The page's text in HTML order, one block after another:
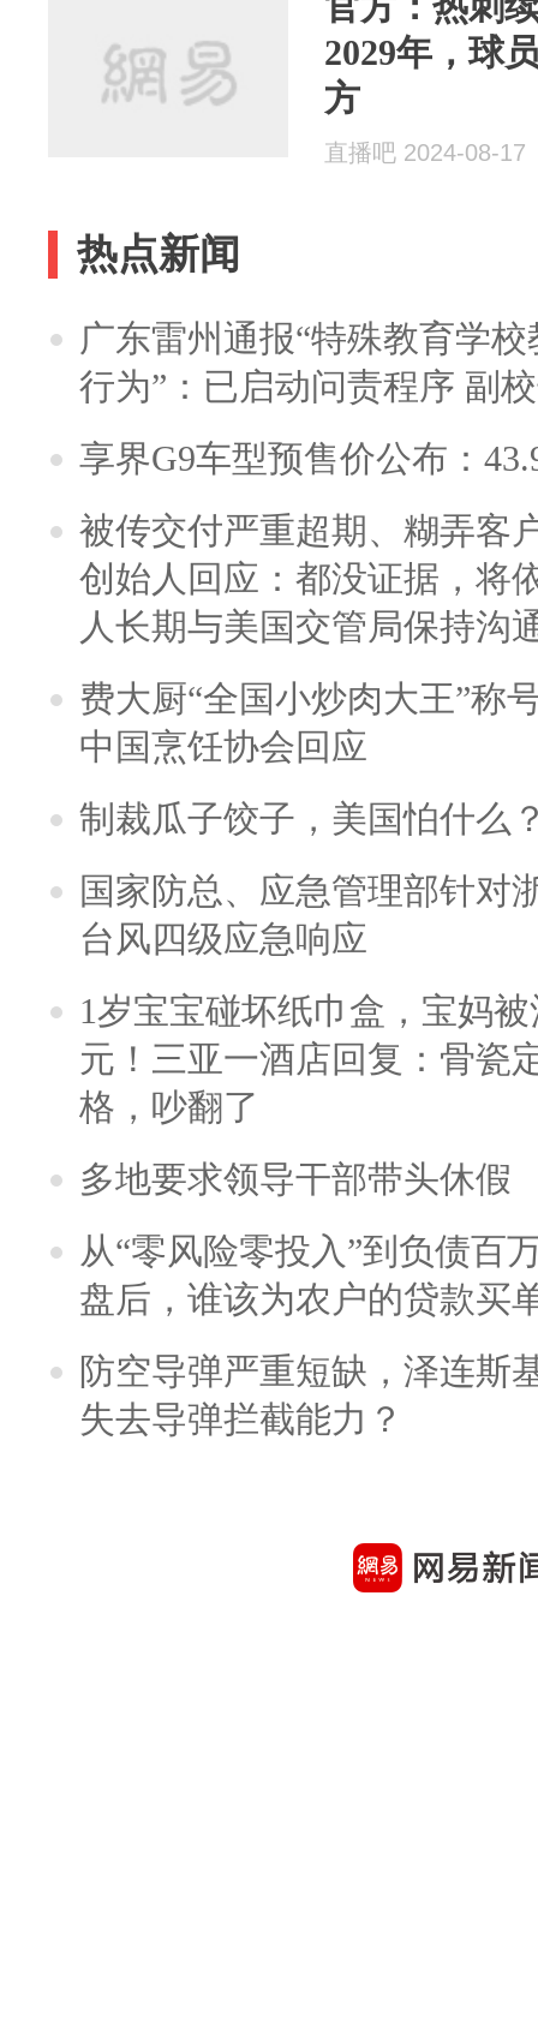
2029年，球
方
直播吧 2024-08-17
热点新闻
广东雷州通报“特殊教育学
行为”：已启动问责程序 副
享界G9车型预售价公布：
被传交付严重超期、糊弄客
创始人回应：都没证据，将
人长期与美国交管局保持沟
费大厨“全国小炒肉大王”称
中国烹饪协会回应
制裁瓜子饺子，美国怕什么
国家防总、应急管理部针对
台风四级应急响应
1岁宝宝碰坏纸巾盒，宝妈
元！三亚一酒店回复：骨瓷
格，吵翻了
多地要求领导干部带头休假
从“零风险零投入”到负债百
盘后，谁该为农户的贷款买
防空导弹严重短缺，泽连斯
失去导弹拦截能力？